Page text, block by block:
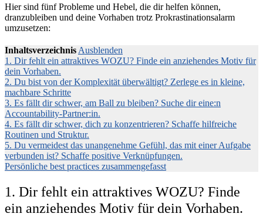
Hier sind fünf Probleme und Hebel, die dir helfen können,
dranzubleiben und deine Vorhaben trotz Prokrastinationsalarm
umzusetzen:
InhaltsverzeichnisAusblenden
1. Dir fehlt ein attraktives WOZU? Finde ein anziehendes Motiv für
dein Vorhaben.
2. Du bist von der Komplexität überwältigt? Zerlege es in kleine,
machbare Schritte
3. Es fällt dir schwer, am Ball zu bleiben? Suche dir eine:n
Accountability-Partner:in.
4. Es fällt dir schwer, dich zu konzentrieren? Schaffe hilfreiche
Routinen und Struktur.
5. Du vermeidest das unangenehme Gefühl, das mit einer Aufgabe
verbunden ist? Schaffe positive Verknüpfungen.
Persönliche best practices zusammengefasst
1. Dir fehlt ein attraktives WOZU? Finde
ein anziehendes Motiv für dein Vorhaben.